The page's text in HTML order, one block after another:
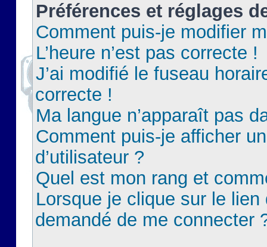
Préférences et réglages
Comment puis-je modifier
L’heure n’est pas correcte !
J’ai modifié le fuseau
correcte !
Ma langue n’apparaît pas
Comment puis-je afficher
d’utilisateur ?
Quel est mon rang et
Lorsque je clique sur le lien
demandé de me connecter